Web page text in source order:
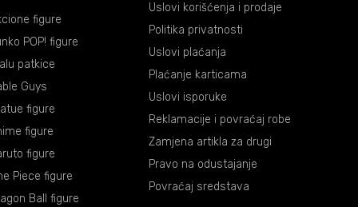
figure
POP! figure
patkice
Guys
figure
figure
figure
Piece figure
Ball figure
Uslovi korišćenja i prodaje
Politika privatnosti
Uslovi plaćanja
Plaćanje karticama
Uslovi isporuke
Reklamacije i povraćaj robe
Zamjena artikla za drugi
Pravo na odustajanje
Povraćaj sredstava